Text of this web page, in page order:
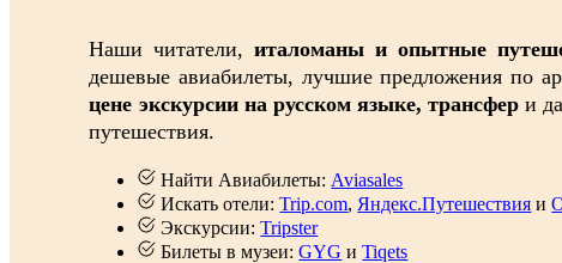
Наши читатели,италоманы и опытные
дешевые авиабилеты, лучшие предложения по
цене экскурсии на русском языке, трансфер и
путешествия.
Найти Авиабилеты: Aviasales
Искать отели:Trip.com, Яндекс.Путешествия и
Экскурсии:Tripster
Билеты в музеи:GYG иTiqets